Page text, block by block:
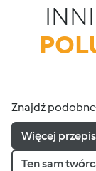
Znajdź
Więcej
Ten sam